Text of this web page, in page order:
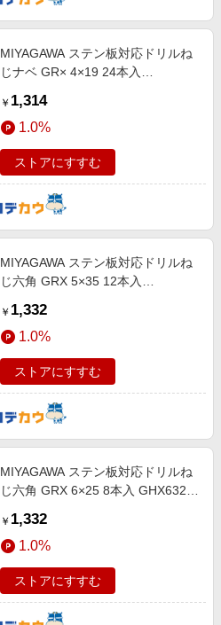
MIYAGAWA ステン板対応ドリルね
じナベ GR× 4×19 24本入
￥ 1,314
1.0%
ストアにすすむ
MIYAGAWA ステン板対応ドリルね
じ六角 GRX 5×35 12本入
￥ 1,332
1.0%
ストアにすすむ
MIYAGAWA ステン板対応ドリルね
じ六角 GRX 6×25 8本入 GHX6325-
￥ 1,332
1.0%
ストアにすすむ